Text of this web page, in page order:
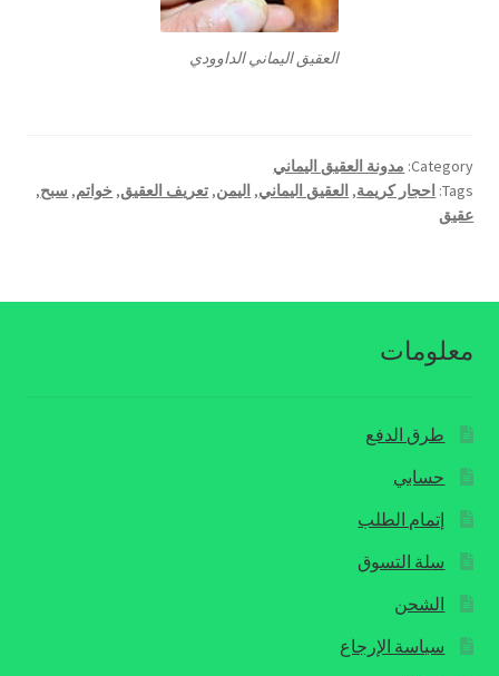
العقيق اليماني الداوودي
Category: مدونة العقيق اليماني
Tags: احجار كريمة, العقيق اليماني, اليمن, تعريف العقيق, خواتم, سبح,
عقيق
معلومات
طرق الدفع
حسابي
إتمام الطلب
سلة التسوق
الشحن
سياسة الإرجاع